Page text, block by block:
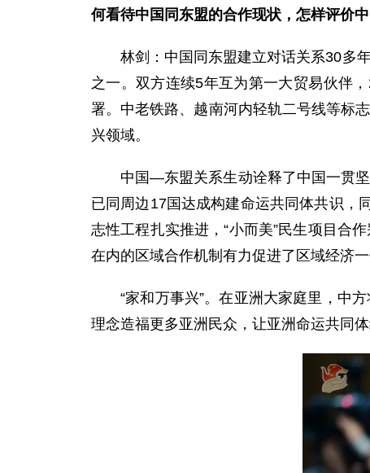
何看待中国同东盟的合作现状，怎样评价
林剑：中国同东盟建立对话关系30多
之一。双方连续5年互为第一大贸易伙伴
署。中老铁路、越南河内轻轨二号线等标
兴领域。
中国—东盟关系生动诠释了中国一贯
已同周边17国达成构建命运共同体共识，
志性工程扎实推进，“小而美”民生项目合
在内的区域合作机制有力促进了区域经济一
“家和万事兴”。在亚洲大家庭里，中
理念造福更多亚洲民众，让亚洲命运共同